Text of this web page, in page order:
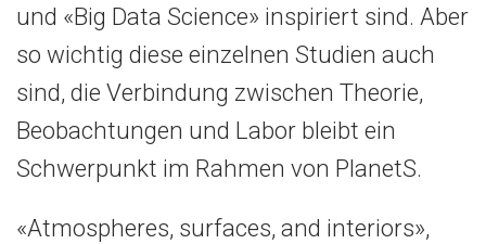
und «Big Data Science» inspiriert sind. Aber
so wichtig diese einzelnen Studien auch
sind, die Verbindung zwischen Theorie,
Beobachtungen und Labor bleibt ein
Schwerpunkt im Rahmen von PlanetS.
«Atmospheres, surfaces, and interiors»,